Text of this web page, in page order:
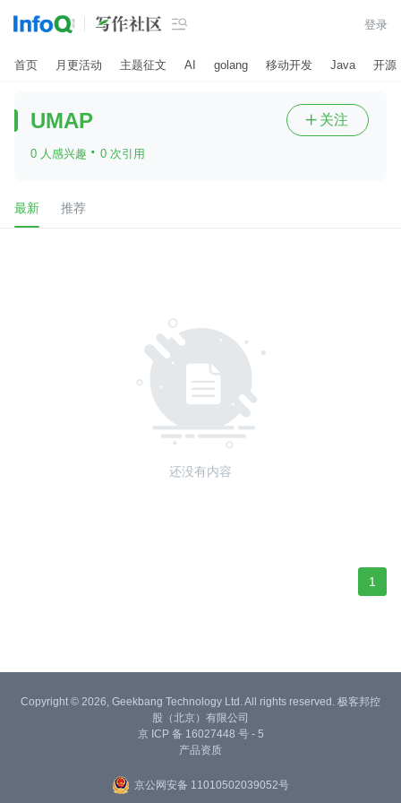
 登录
首页 月更活动 主题征文 AI golang 移动开发 Java 开源
UMAP
0 人感兴趣 · 0 次引用
 关注
最新 推荐
还没有内容
1
Copyright © 2026, Geekbang Technology Ltd. All rights reserved. 极客邦控
股（北京）有限公司
京 ICP 备 16027448 号 - 5
产品资质
京公网安备 11010502039052号